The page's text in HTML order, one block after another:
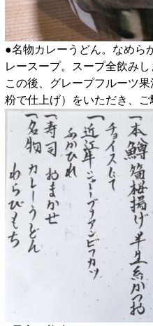
●名物カレーうどん。なめら
レースープ。スープ全飲みし
この後、グレープフルーツ
粉で仕上げ）をいただき、